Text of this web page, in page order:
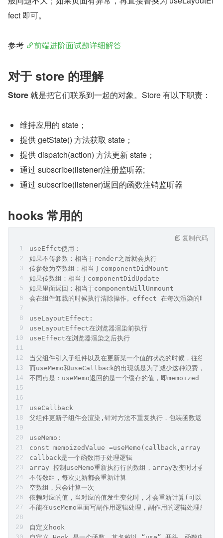
fect 即可。
参考 前端进阶面试题详细解答
对于 store 的理解
Store 就是把它们联系到一起的对象。Store 有以下职责：
维持应用的 state；
提供 getState() 方法获取 state；
提供 dispatch(action) 方法更新 state；
通过 subscribe(listener)注册监听器;
通过 subscribe(listener)返回的函数注销监听器
hooks 常用的
useEffct使用：
如果不传参数：相当于render之后就会执行
传参数为空数组：相当于componentDidMount
如果传数组：相当于componentDidUpdate
如果里面返回：相当于componentWillUnmount
会在组件卸载的时候执行清除操作。effect 在每次渲染的时
useLayoutEffect:
useLayoutEffect在浏览器渲染前执行
useEffect在浏览器渲染之后执行
当父组件引入子组件以及在更新某一个值的状态的时候，往往会造
而useMemo和useCallback的出现就是为了减少这种浪费，提高
不同点是：useMemo返回的是一个缓存的值，即memoized 值
useCallback
父组件更新子组件会渲染,针对方法不重复执行，包装函数返回函数
useMemo:
const memoizedValue =useMemo(callback,array)
callback是一个函数用于处理逻辑
array 控制useMemo重新执⾏行的数组，array改变时才会 重新
不传数组，每次更新都会重新计算
空数组，只会计算一次
依赖对应的值，当对应的值发生变化时，才会重新计算(可以依赖
不能在useMemo⾥面写副作⽤逻辑处理，副作用的逻辑处理放
自定义hook
复制代码